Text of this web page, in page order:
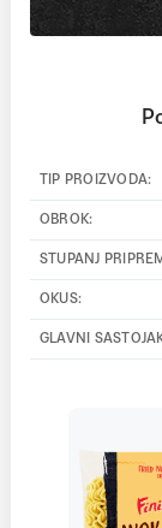
TIP PROIZVODA:
OBROK:
STUPANJ
OKUS:
GLAVNI